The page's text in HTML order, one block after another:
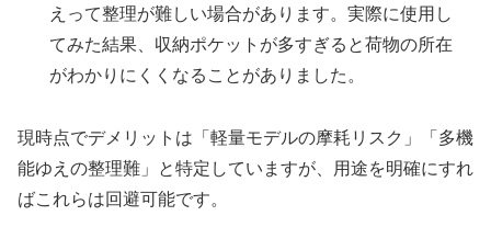
えって整理が難しい場合があります。実際に使用し
てみた結果、収納ポケットが多すぎると荷物の所在
がわかりにくくなることがありました。
現時点でデメリットは「軽量モデルの摩耗リスク」「多機
能ゆえの整理難」と特定していますが、用途を明確にすれ
ばこれらは回避可能です。